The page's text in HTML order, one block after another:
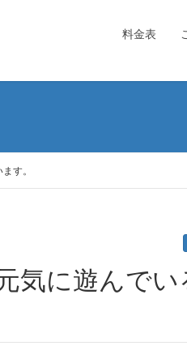
料金表
す。